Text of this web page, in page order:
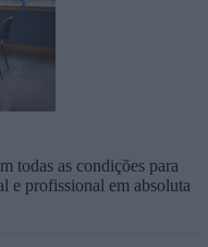
todas as condições para
e profissional em absoluta